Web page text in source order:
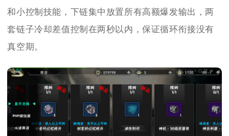
和小控制技能，下链集中放置所有高额爆发输出，两
套链子冷却差值控制在两秒以内，保证循环衔接没有
真空期。